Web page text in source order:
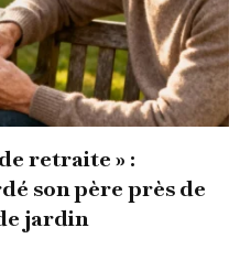
retraite » :
son père près de
jardin